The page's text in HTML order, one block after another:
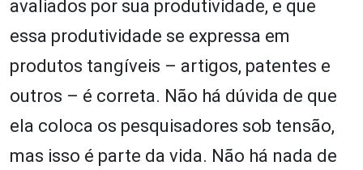
avaliados por sua produtividade, e que
essa produtividade se expressa em
produtos tangíveis – artigos, patentes e
outros – é correta. Não há dúvida de que
ela coloca os pesquisadores sob tensão,
mas isso é parte da vida. Não há nada de